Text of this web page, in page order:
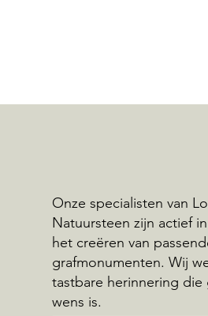
Onze specialisten van
Natuursteen zijn actief
het creëren van
grafmonumenten. Wij
tastbare herinnering die
wens is.